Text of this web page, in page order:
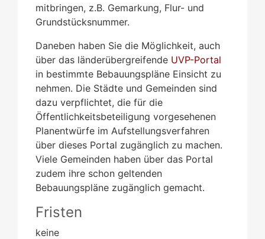
mitbringen, z.B. Gemarkung, Flur- und
Grundstücksnummer.
Daneben haben Sie die Möglichkeit, auch
über das länderübergreifende UVP-Portal
in bestimmte Bebauungspläne Einsicht zu
nehmen. Die Städte und Gemeinden sind
dazu verpflichtet, die für die
Öffentlichkeitsbeteiligung vorgesehenen
Planentwürfe im Aufstellungsverfahren
über dieses Portal zugänglich zu machen.
Viele Gemeinden haben über das Portal
zudem ihre schon geltenden
Bebauungspläne zugänglich gemacht.
Fristen
keine